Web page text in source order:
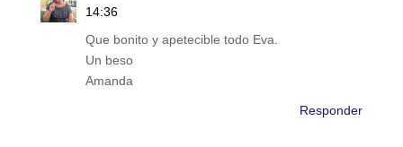
14:36
Que bonito y apetecible todo Eva.
Un beso
Amanda
Responder